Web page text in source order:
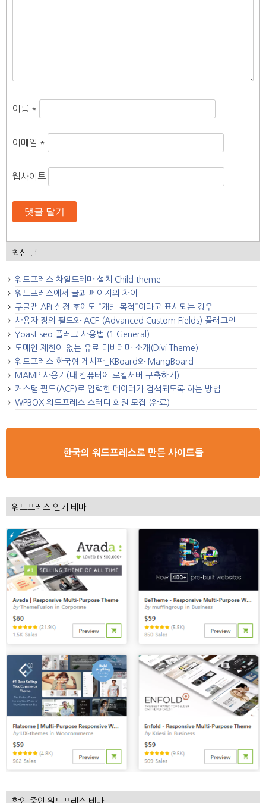
이름 *
이메일 *
웹사이트
최신 글
워드프레스 차일드테마 설치 Child theme
워드프레스에서 글과 페이지의 차이
구글맵 API 설정 후에도 “개발 목적”이라고 표시되는 경우
사용자 정의 필드와 ACF (Advanced Custom Fields) 플러그인
Yoast seo 플러그 사용법 (1.General)
도메인 제한이 없는 유료 디비테마 소개(Divi Theme)
워드프레스 한국형 게시판_KBoard와 MangBoard
MAMP 사용기(내 컴퓨터에 로컬서버 구축하기)
커스텀 필드(ACF)로 입력한 데이터가 검색되도록 하는 방법
WPBOX 워드프레스 스터디 회원 모집 (완료)
한국의 워드프레스로 만든 사이트들
워드프레스 인기 테마
할인 중인 워드프레스 테마